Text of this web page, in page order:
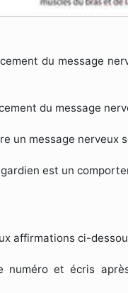
du message
du message
un message nerveux
est un
affirmations ci-
numéro et écris